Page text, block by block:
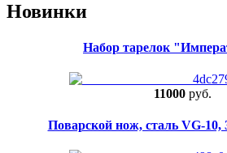
Новинки
Набор тарелок
11000руб.
Поварской нож, сталь VG-10,